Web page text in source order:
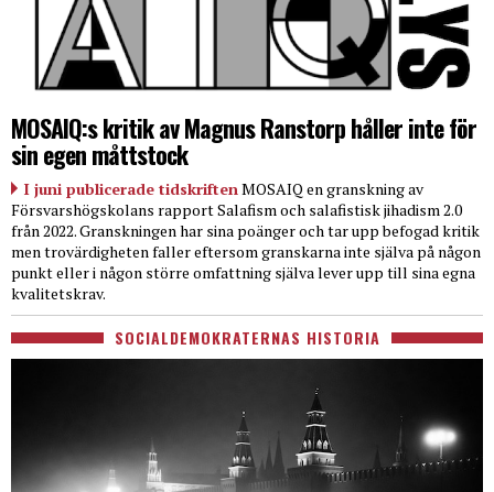
MOSAIQ:s kritik av Magnus Ranstorp håller inte för
sin egen måttstock
I juni publicerade tidskriftenMOSAIQ en granskning av
Försvarshögskolans rapport Salafism och salafistisk jihadism 2.0
från 2022. Granskningen har sina poänger och tar upp befogad kritik
men trovärdigheten faller eftersom granskarna inte själva på någon
punkt eller i någon större omfattning själva lever upp till sina egna
kvalitetskrav.
SOCIALDEMOKRATERNAS HISTORIA